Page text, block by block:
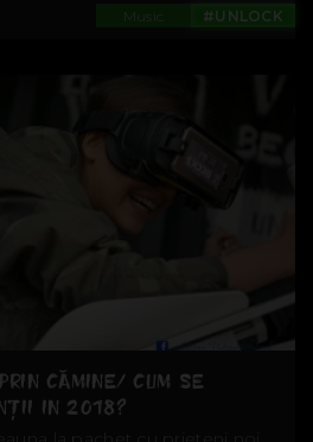
#UNLOCK
Music
CĂMINE/ CUM SE
IN 2018?